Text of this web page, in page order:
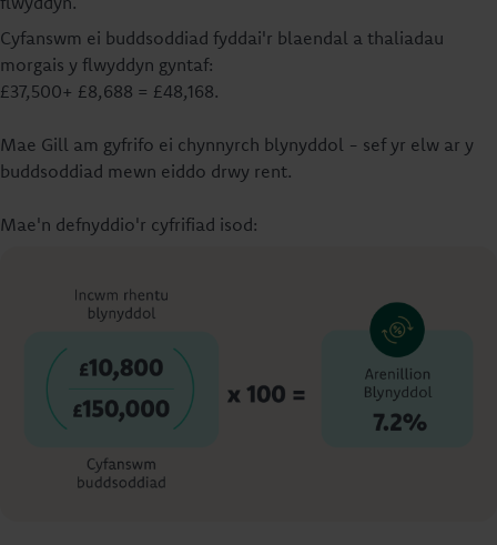
Cyfanswm ei buddsoddiad fyddai'r blaendal a thaliadau
morgais y flwyddyn gyntaf:
£37,500+ £8,688 = £48,168.
Mae Gill am gyfrifo ei chynnyrch blynyddol - sef yr elw ar y
buddsoddiad mewn eiddo drwy rent.
Mae'n defnyddio'r cyfrifiad isod: